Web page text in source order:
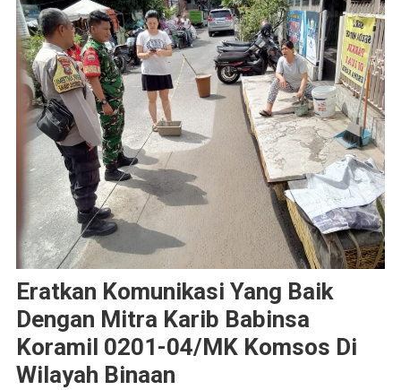
Eratkan Komunikasi Yang Baik
Dengan Mitra Karib Babinsa
Koramil 0201-04/MK Komsos Di
Wilayah Binaan